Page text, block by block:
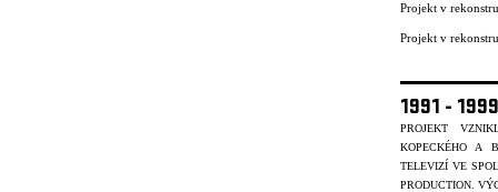
Projekt v
Projekt v
1991 -
PROJEKT
KOPECKÉHO A
TELEVIZÍ VE
PRODUCTION.